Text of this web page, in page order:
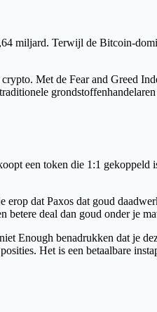
miljard. Terwijl de Bitcoin-
Met de Fear and Greed
een token die 1:1
dat Paxos dat goud
deal dan goud onder je
Enough benadrukken dat je
Het is een betaalbare